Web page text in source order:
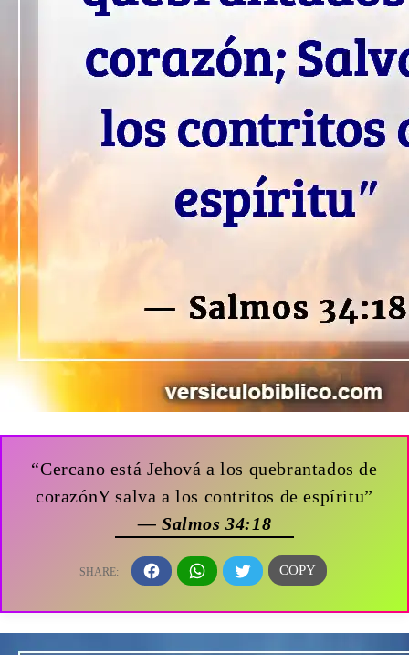
“Cercano está Jehová a los quebrantados de
corazónY salva a los contritos de espíritu”
— Salmos 34:18